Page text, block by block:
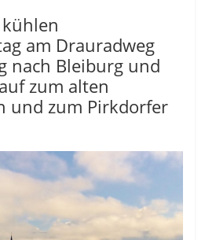
kühlen
am Drauradweg
nach Bleiburg und
zum alten
und zum Pirkdorfer